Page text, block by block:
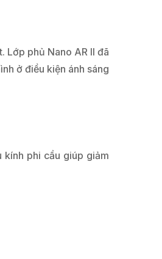
Lớp phủ Nano AR II đã
ở điều kiện ánh sáng
kính phi cầu giúp giảm